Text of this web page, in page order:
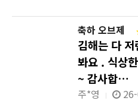
축하 오브제
김해는 다
봐요 . 식상
~ 감사합…
주*영